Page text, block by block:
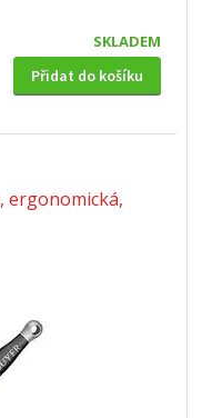
SKLADEM
Přidat do košíku
ergonomická,